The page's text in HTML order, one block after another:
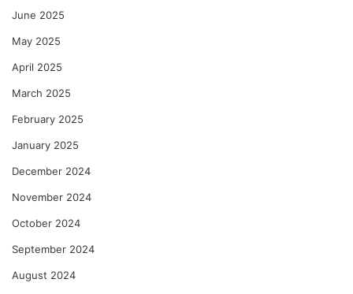
June 2025
May 2025
April 2025
March 2025
February 2025
January 2025
December 2024
November 2024
October 2024
September 2024
August 2024